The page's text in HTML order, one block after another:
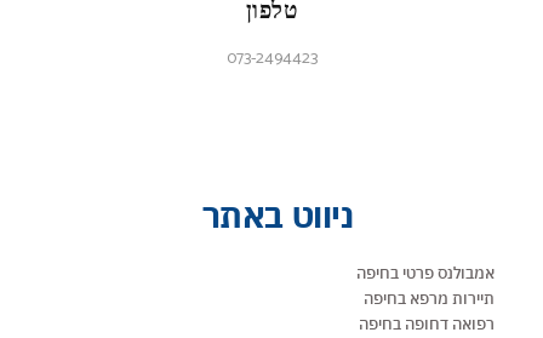
טלפון
073-2494423
ניווט באתר
אמבולנס פרטי בחיפה
תיירות מרפא בחיפה
רפואה דחופה בחיפה